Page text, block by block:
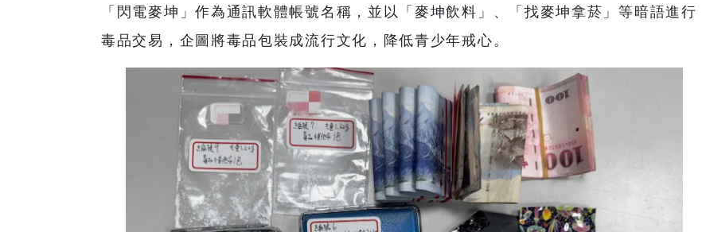
「閃電麥坤」作為通訊軟體帳號名稱，並以「麥坤飲料」、「找麥坤拿菸」等暗語進行
毒品交易，企圖將毒品包裝成流行文化，降低青少年戒心。